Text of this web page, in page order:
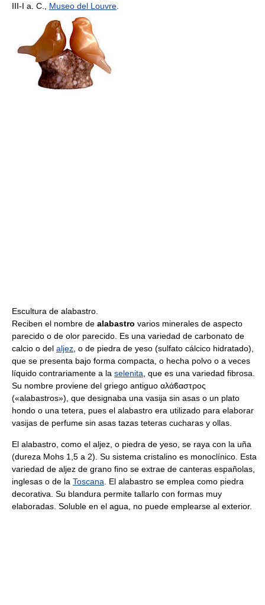
III-I a. C., Museo del Louvre
Escultura de alabastro.
Reciben el nombre de alabastro varios minerales de aspecto
parecido o de olor parecido. Es una variedad de carbonato de
calcio o del aljez, o de piedra de yeso (sulfato cálcico hidratado),
que se presenta bajo forma compacta, o hecha polvo o a veces
líquido contrariamente a la selenita, que es una variedad fibrosa.
Su nombre proviene del griego antiguo αλάϐαστρος
(«alabastros»), que designaba una vasija sin asas o un plato
hondo o una tetera, pues el alabastro era utilizado para elaborar
vasijas de perfume sin asas tazas teteras cucharas y ollas.
El alabastro, como el aljez, o piedra de yeso, se raya con la uña
(dureza Mohs 1,5 a 2). Su sistema cristalino es monoclínico. Esta
variedad de aljez de grano fino se extrae de canteras españolas,
inglesas o de la Toscana. El alabastro se emplea como piedra
decorativa. Su blandura permite tallarlo con formas muy
elaboradas. Soluble en el agua, no puede emplearse al exterior.